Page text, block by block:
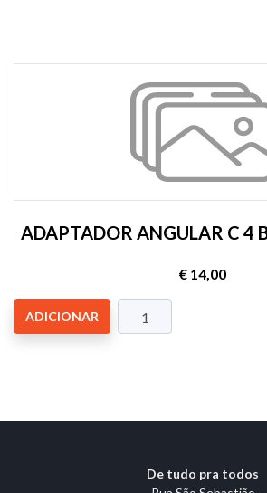
ADAPTADOR ANGULAR C 4
€ 14,00
ADICIONAR
De tudo pra todos